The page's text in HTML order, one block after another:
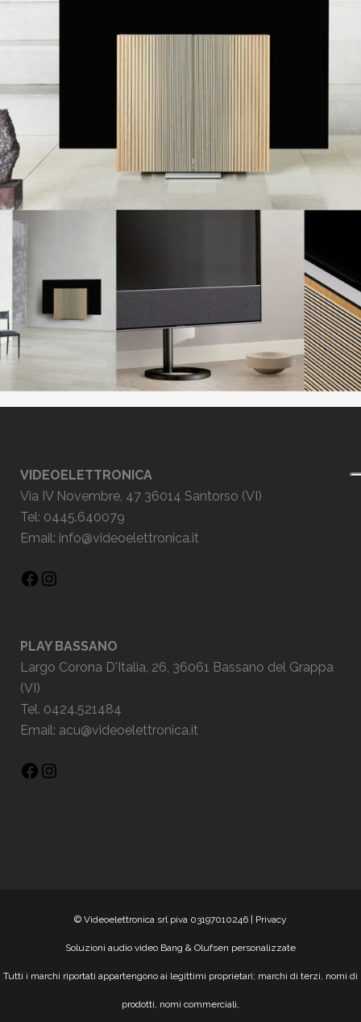
VIDEOELETTRONICA
Via IV Novembre, 47 36014 Santorso (VI)
Tel: 0445.640079
Email: info@videoelettronica.it
PLAY BASSANO
Largo Corona D'Italia, 26, 36061 Bassano del Grappa
(VI)
Tel. 0424.521484
Email: acu@videoelettronica.it
© Videoelettronica srl piva 03197010246 | Privacy
Soluzioni audio video Bang & Olufsen personalizzate
Tutti i marchi riportati appartengono ai legittimi proprietari; marchi di terzi, nomi di
prodotti, nomi commerciali,